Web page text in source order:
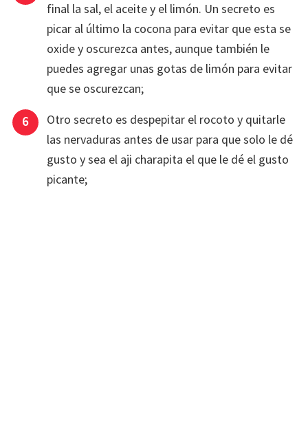
final la sal, el aceite y el limón. Un secreto es
picar al último la cocona para evitar que esta se
oxide y oscurezca antes, aunque también le
puedes agregar unas gotas de limón para evitar
que se oscurezcan;
Otro secreto es despepitar el rocoto y quitarle
las nervaduras antes de usar para que solo le dé
gusto y sea el aji charapita el que le dé el gusto
picante;